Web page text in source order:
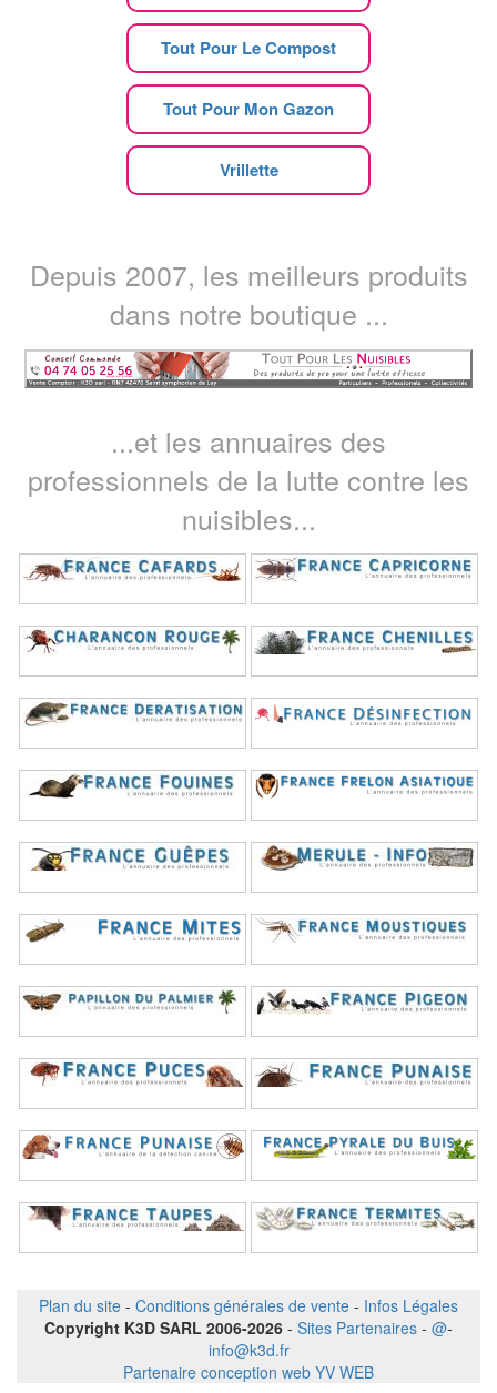
Tout Pour Le Compost
Tout Pour Mon Gazon
Vrillette
Depuis 2007, les meilleurs produits
dans notre boutique ...
...et les annuaires des
professionnels de la lutte contre les
nuisibles...
Plan du site - Conditions générales de vente - Infos Légales
Copyright K3D SARL 2006-2026 - Sites Partenaires - @-
info@k3d.fr
Partenaire conception web YV WEB